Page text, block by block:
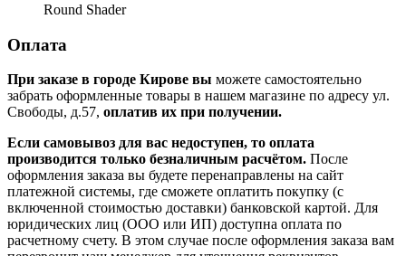
Round Shader
Оплата
При заказе в городе Кирове вы можете самостоятельно
забрать оформленные товары в нашем магазине по адресу ул.
Свободы, д.57, оплатив их при получении.
Если самовывоз для вас недоступен, то оплата
производится только безналичным расчётом. После
оформления заказа вы будете перенаправлены на сайт
платежной системы, где сможете оплатить покупку (с
включенной стоимостью доставки) банковской картой. Для
юридических лиц (ООО или ИП) доступна оплата по
расчетному счету. В этом случае после оформления заказа вам